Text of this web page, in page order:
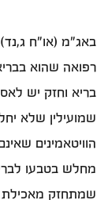
באג"מ (או"ח
רפואה שהוא
בריא וחזק יש
שמועילין שלא
הוויטאמינים
מחלש בטבעו
שמתחזק מאכילת